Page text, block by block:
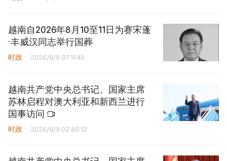
越南自2026年8月10至11日为赛宋蓬
·丰威汉同志举行国葬
时政 2026/8/9 07:11:40
越南共产党中央总书记、国家主席
苏林启程对澳大利亚和新西兰进行
国事访问
时政 2026/8/9 02:40:12